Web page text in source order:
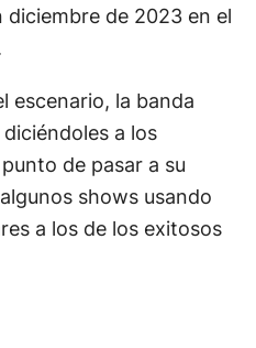
diciembre de 2023 en el
escenario, la banda
a los
de pasar a su
shows usando
a los de los exitosos